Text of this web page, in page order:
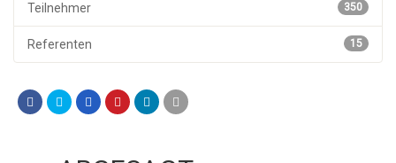
350
Teilnehmer
15
Referenten